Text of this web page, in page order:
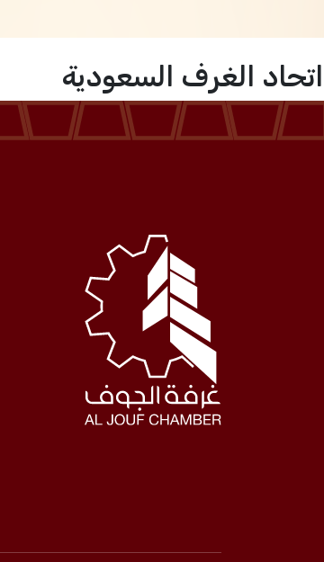
المركز الإعلامي
فعاليات الغرفة
اتحاد الغرف السعودية